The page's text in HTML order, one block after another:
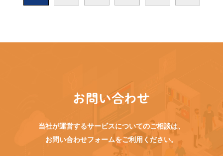
お問い合わせ
当社が運営するサービスについてのご相談は、
お問い合わせフォームをご利用ください。